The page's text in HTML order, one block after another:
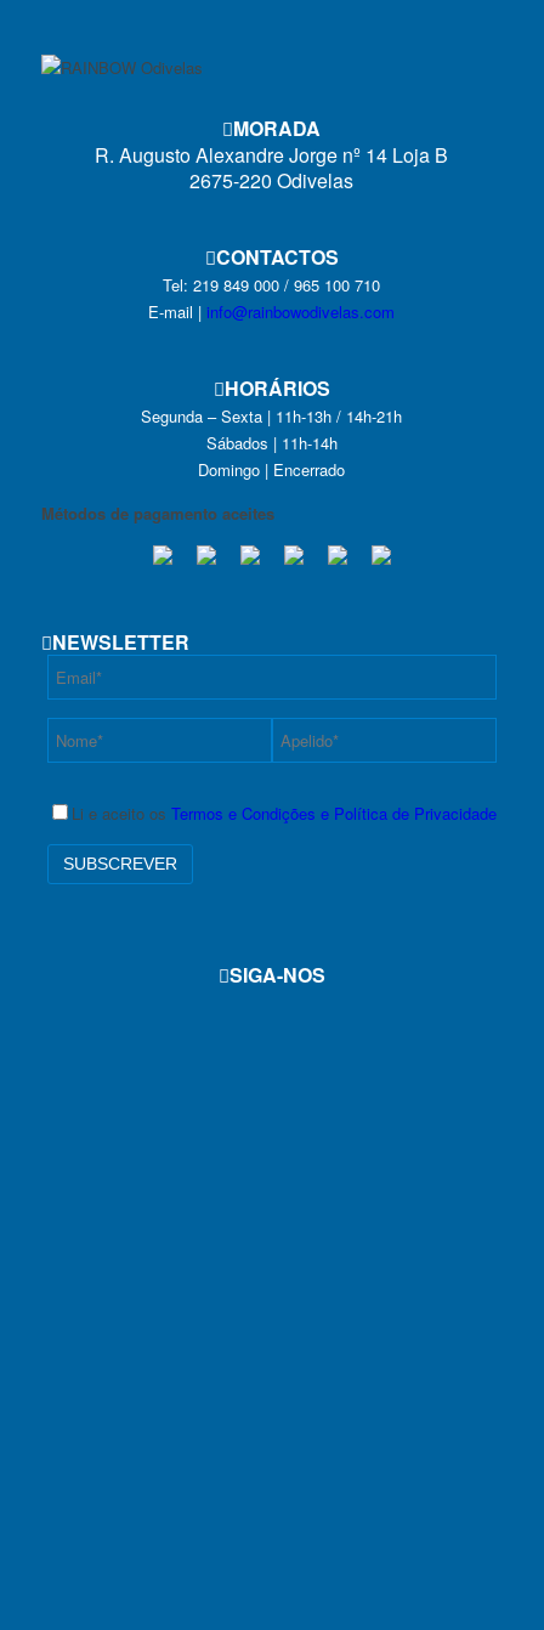
MORADA
R. Augusto Alexandre Jorge nº 14 Loja B
2675-220 Odivelas
CONTACTOS
Tel: 219 849 000 / 965 100 710
E-mail | info@rainbowodivelas.com
HORÁRIOS
Segunda – Sexta | 11h-13h / 14h-21h
Sábados | 11h-14h
Domingo | Encerrado
Métodos de pagamento aceites
NEWSLETTER
Li e aceito os Termos e Condições e Política de Privacidade
SIGA-NOS